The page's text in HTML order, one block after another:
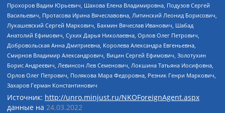
Прохоров Вадим Юрьевич, Шахова Елена Владимировна, Подузов Сергей
Васильевич, Протасова Ирина Вячеславовна, Литинский Леонид Борисович,
Лукашевский Сергей Маркович, Бахмин Вячеслав Иванович, Шабад
Анатолий Ефимович, Сухих Дарья Николаевна, Орлов Олег Петрович,
Добровольская Анна Дмитриевна, Королева Александра Евгеньевна,
Смирнов Владимир Александрович, Вицин Сергей Ефимович, Золотухин
Борис Андреевич, Левинсон Лев Семенович, Локшина Татьяна Иосифовна,
Орлов Олег Петрович, Полякова Мара Федоровна, Резник Генри Маркович,
Захаров Герман Константинович
Источник: http://unro.minjust.ru/NKOForeignAgent.aspx
данные на 24.03.2022